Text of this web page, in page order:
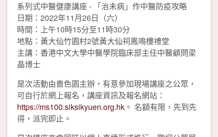
系列式中醫健康講座 - 「治未病」作中醫防疫攻略
日期：2022年11月26日（六）
時間：上午10時15分至11時30分
地點：黃大仙竹園村2號黃大仙祠鳳鳴樓禮堂
主講：香港中文大學中醫學院臨床部主任中醫顧問梁
晶博士
是次活動由嗇色園主辦，有意參加現場講座之公眾，
可自行於網上報名，講座資訊及報名網站：
https://ms100.siksikyuen.org.hk 。 名額有限，先到先
得，派完即止。